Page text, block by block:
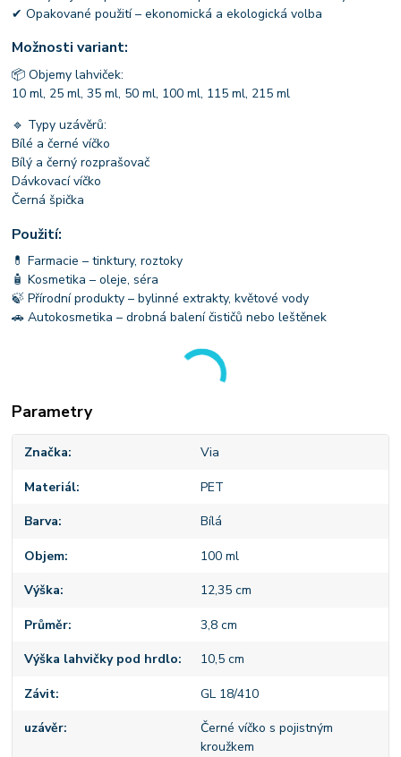
✔ Opakované použití – ekonomická a ekologická volba
Možnosti variant:
📦 Objemy lahviček:
10 ml, 25 ml, 35 ml, 50 ml, 100 ml, 115 ml, 215 ml
🔹 Typy uzávěrů:
Bílé a černé víčko
Bílý a černý rozprašovač
Dávkovací víčko
Černá špička
Použití:
💊 Farmacie – tinktury, roztoky
🧴 Kosmetika – oleje, séra
🍃 Přírodní produkty – bylinné extrakty, květové vody
🚗 Autokosmetika – drobná balení čističů nebo leštěnek
Parametry
Značka Via
Materiál PET
Barva Bílá
Objem 100 ml
Výška 12,35 cm
Průměr 3,8 cm
Výška lahvičky pod hrdlo 10,5 cm
Závit GL 18/410
uzávěr
Černé víčko s pojistným
kroužkem